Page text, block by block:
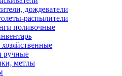
дождеватели
распылители
поливочные
ручные
метлы